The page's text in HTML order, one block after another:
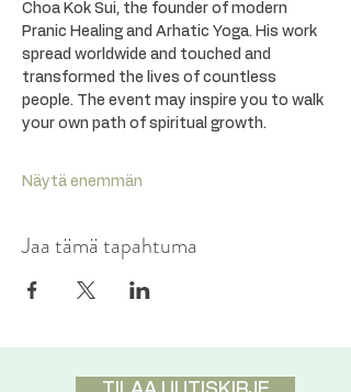
Choa Kok Sui, the founder of modern
Pranic Healing and Arhatic Yoga. His work
spread worldwide and touched and
transformed the lives of countless
people. The event may inspire you to walk
your own path of spiritual growth.
Näytä enemmän
Jaa tämä tapahtuma